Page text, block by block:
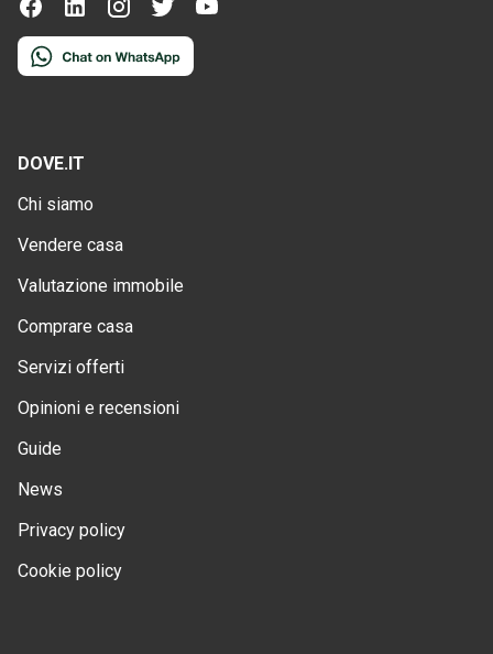
DOVE.IT
Chi siamo
Vendere casa
Valutazione immobile
Comprare casa
Servizi offerti
Opinioni e recensioni
Guide
News
Privacy policy
Cookie policy